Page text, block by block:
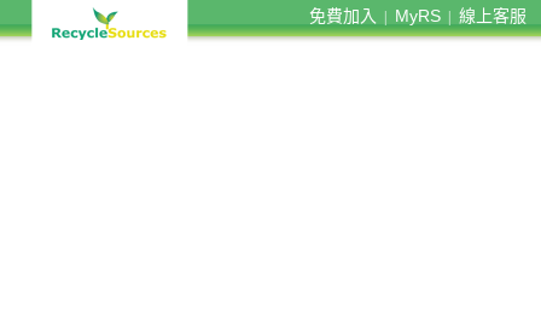
免費加入 MyRS 線上客服